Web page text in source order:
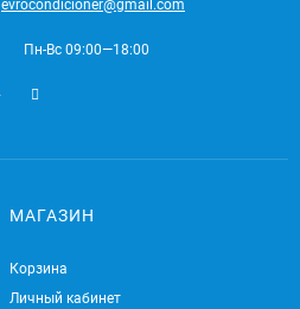
evrocondicioner@gmail.com
Пн-Вс 09:00—18:00
МАГАЗИН
Корзина
Личный кабинет